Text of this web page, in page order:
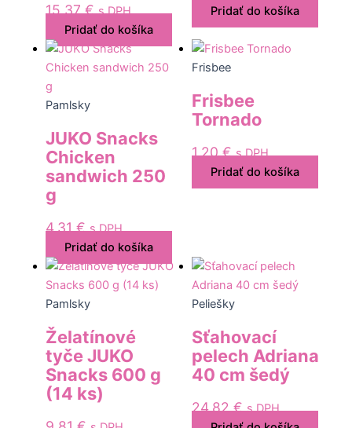
15,37€ s DPH
Pridať do košíka
Pridať do košíka
Pamlsky
JUKO Snacks
Chicken
sandwich 250
g
4,31€ s DPH
Pridať do košíka
Frisbee
Frisbee
Tornado
1,20€ s DPH
Pridať do košíka
Pamlsky
Želatínové
tyče JUKO
Snacks 600 g
(14 ks)
Peliešky
Sťahovací
pelech Adriana
40 cm šedý
24,82€ s DPH